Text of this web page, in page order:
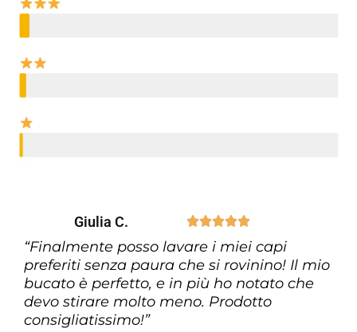
Giulia C. 
“Finalmente posso lavare i miei capi
preferiti senza paura che si rovinino! Il mio
bucato è perfetto, e in più ho notato che
devo stirare molto meno. Prodotto
consigliatissimo!”